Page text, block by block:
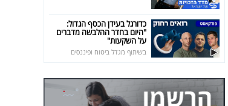
כדורגל בעידן הכסף הגדול:
"היום בחדר ההלבשה מדברים
על השקעות"
בשיתוף מגדל ביטוח ופיננסים